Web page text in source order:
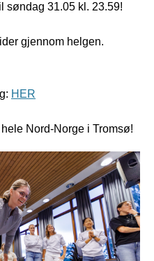
søndag 31.05 kl. 23.59!
gjennom helgen.
HER
Nord-Norge i Tromsø!